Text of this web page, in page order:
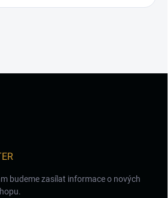
budeme zasílat informace o nových